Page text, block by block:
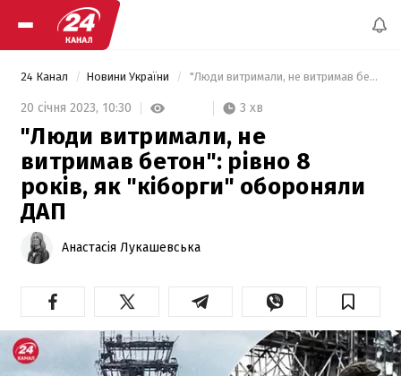
24 Канал Новини України "Люди витримали, не витримав бетон": рівно 8 років, як "кіборги" обороняли ДАП
20 січня 2023, 10:30 3 хв
"Люди витримали, не
витримав бетон": рівно 8
років, як "кіборги" обороняли
ДАП
Анастасія Лукашевська